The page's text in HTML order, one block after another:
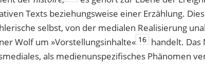
Texts beziehungsweise einer Erzählung.
selbst, von der medialen Realisierung
Wolf um »Vorstellungsinhalte« 16 handelt. Das
als medienunspezifisches Phänomen